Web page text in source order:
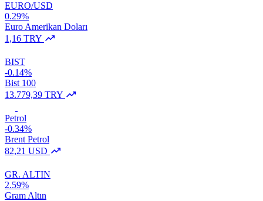
EURO/USD
0.29%
Euro Amerikan Doları
1,16 TRY
BIST
-0.14%
Bist 100
13.779,39 TRY
Petrol
-0.34%
Brent Petrol
82,21 USD
GR. ALTIN
2.59%
Gram Altın